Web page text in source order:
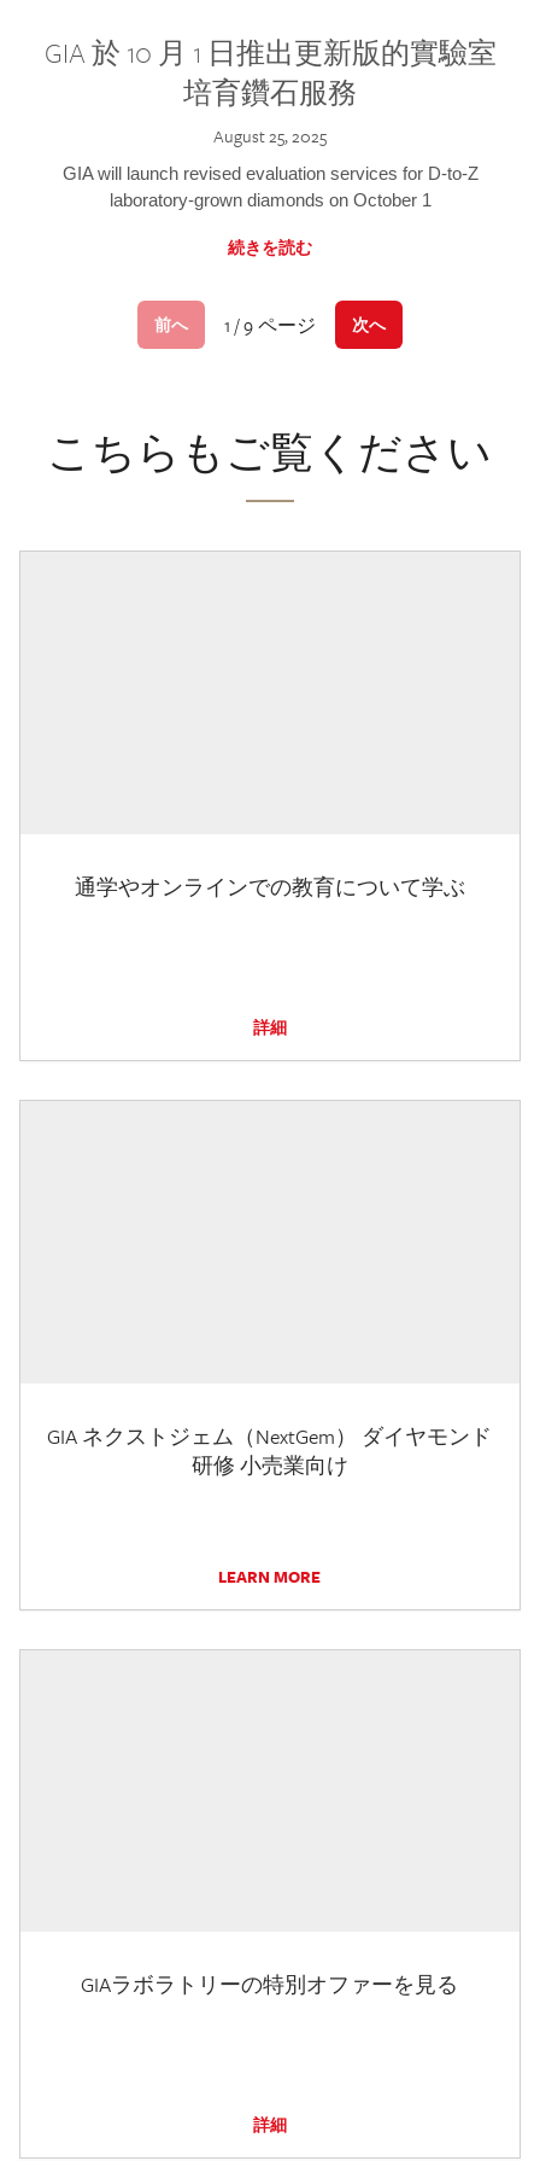
GIA 於 10 月 1 日推出更新版的實驗室
培育鑽石服務
August 25, 2025
GIA will launch revised evaluation services for D-to-Z
laboratory-grown diamonds on October 1
続きを読む
前へ 1 / 9 ページ 次へ
こちらもご覧ください
通学やオンラインでの教育について学ぶ
詳細
GIA ネクストジェム（NextGem） ダイヤモンド
研修 小売業向け
LEARN MORE
GIAラボラトリーの特別オファーを見る
詳細